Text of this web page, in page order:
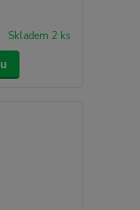
Skladem 2 ks